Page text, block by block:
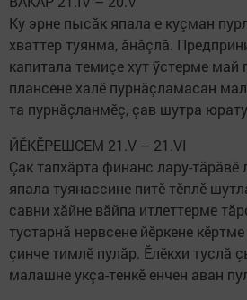
Ку эрне пысăк япала е куçман
хваттер туянма, ăнăçлă.
капитала темиçе хут ӳстерме май
плансене халӗ пурнăçламасан
та пурнăçланмӗç, çав шутра
ЙӖКӖРЕШСЕМ 21.V – 21.VI
Çак тапхăрта финанс лару-тăрăвӗ
япала туянассине питӗ тӗплӗ
савни хăйне вăйпа итлеттерме
тустарнă нервсене йӗркене
çинче тимлӗ пулăр. Ӗлӗкхи туслă
малашне укçа-тенкӗ енчен аван